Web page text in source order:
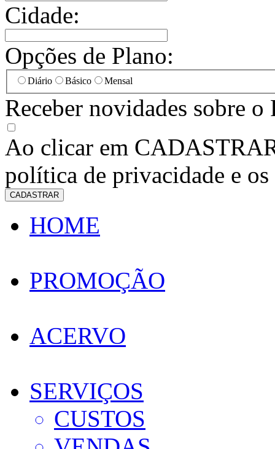
Cidade:
Opções de Plano:
Diário Básico Mensal
Receber novidades sobre
Ao clicar em
política de privacidade e os
CADASTRAR
HOME
PROMOÇÃO
ACERVO
SERVIÇOS
CUSTOS